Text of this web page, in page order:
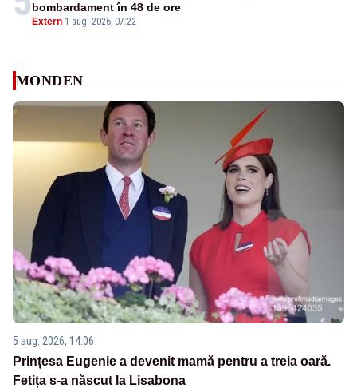
Extern-1 aug. 2026, 07:22
bombardament în 48 de ore
MONDEN
5 aug. 2026, 14:06
Prințesa Eugenie a devenit mamă pentru a treia oară.
Fetița s-a născut la Lisabona